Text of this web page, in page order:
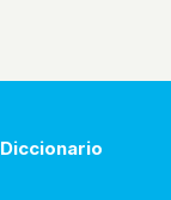
Diccionario